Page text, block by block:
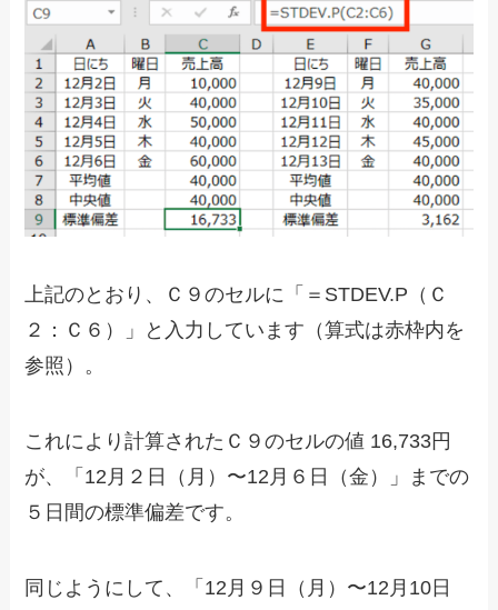
上記のとおり、Ｃ９のセルに「＝STDEV.P（Ｃ
２：Ｃ６）」と入力しています（算式は赤枠内を
参照）。
これにより計算されたＣ９のセルの値 16,733円
が、「12月２日（月）〜12月６日（金）」までの
５日間の標準偏差です。
同じようにして、「12月９日（月）〜12月10日